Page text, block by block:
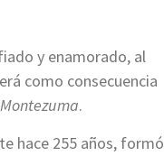
y enamorado, al
como consecuencia
Montezuma.
hace 255 años, formó